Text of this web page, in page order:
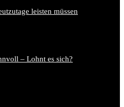
leisten müssen
– Lohnt es sich?